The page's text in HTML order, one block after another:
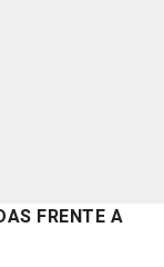
FRENTE A